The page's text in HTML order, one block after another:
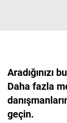
Aradığınızı
Daha fazla
geçin.